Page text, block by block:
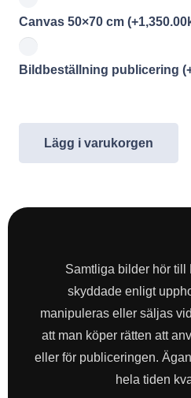
Canvas 50×70 cm (+1,350.00
Bildbeställning publicering
Lägg i varukorgen
Samtliga bilder hör
skyddade enligt
manipuleras eller säljas
att man köper rätten att
eller för publiceringen.
hela tiden